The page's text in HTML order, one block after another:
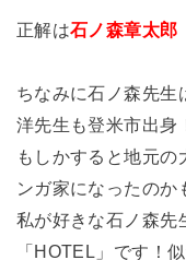
正解は石ノ森章太郎
ちなみに石ノ森先
洋先生も登米市出身
もしかすると地元
ンガ家になったのか
私が好きな石ノ森先
「HOTEL」です！